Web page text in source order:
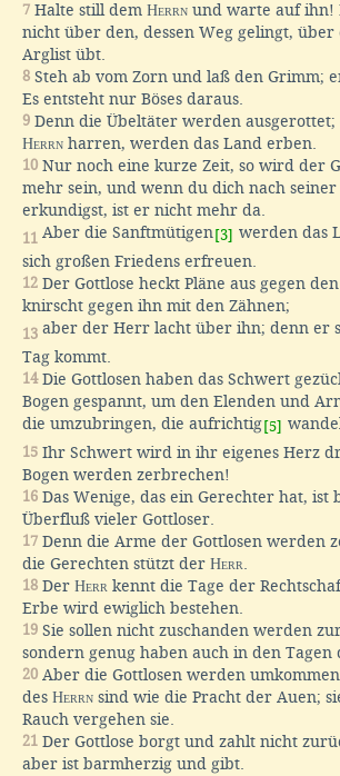
7 Halte still dem Herrn und warte auf ihn!
nicht über den, dessen Weg gelingt,
Arglist übt.
8 Steh ab vom Zorn und laß den Grimm;
Es entsteht nur Böses daraus.
9 Denn die Übeltäter werden
Herrn harren, werden das Land erben.
10 Nur noch eine kurze Zeit, so wird der
mehr sein, und wenn du dich nach
erkundigst, ist er nicht mehr da.
11 Aber die Sanftmütigen [3] werden das
sich großen Friedens erfreuen.
12 Der Gottlose heckt Pläne aus gegen
knirscht gegen ihn mit den Zähnen;
13 aber der Herr lacht über ihn; denn er
Tag kommt.
14Die Gottlosen haben das Schwert
Bogen gespannt, um den Elenden und
die umzubringen, die aufrichtig [5]
15 Ihr Schwert wird in ihr eigenes Herz
Bogen werden zerbrechen!
16 Das Wenige, das ein Gerechter hat, ist
Überfluß vieler Gottloser.
17 Denn die Arme der Gottlosen werden
die Gerechten stützt der Herr
18 Der Herr kennt die Tage der
Erbe wird ewiglich bestehen.
19 Sie sollen nicht zuschanden werden
sondern genug haben auch in den Tagen
20 Aber die Gottlosen werden
des Herrn sind wie die Pracht der Auen;
Rauch vergehen sie.
21 Der Gottlose borgt und zahlt nicht
aber ist barmherzig und gibt.